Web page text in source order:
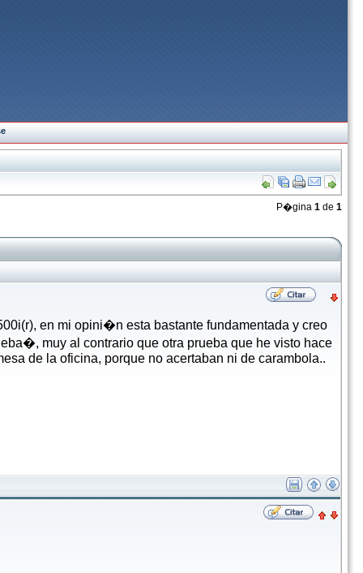
P�gina 1 de 1
en mi opini�n esta bastante fundamentada y creo
muy al contrario que otra prueba que he visto hace
de la oficina, porque no acertaban ni de carambola..